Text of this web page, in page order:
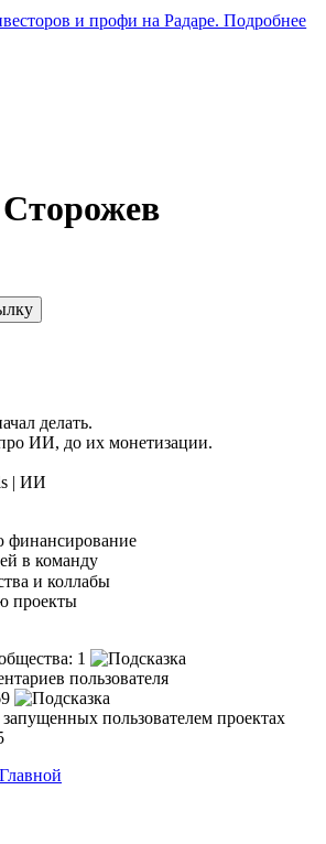
и профи на Радаре. Подробнее
делать.
ИИ, до их монетизации.
| ИИ
финансирование
в команду
и коллабы
проекты
1
пользователя
пользователем проектах